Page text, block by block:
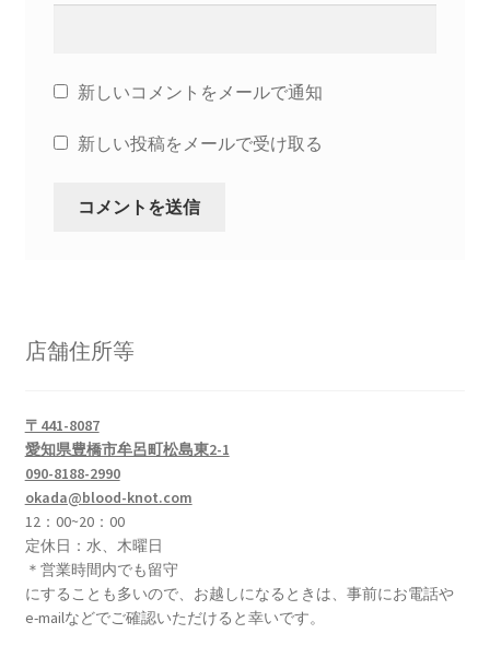
新しいコメントをメールで通知
新しい投稿をメールで受け取る
店舗住所等
〒441-8087
愛知県豊橋市牟呂町松島東2-1
090-8188-2990
okada@blood-knot.com
12：00~20：00
定休日：水、木曜日
＊営業時間内でも留守
にすることも多いので、お越しになるときは、事前にお電話や
e-mailなどでご確認いただけると幸いです。